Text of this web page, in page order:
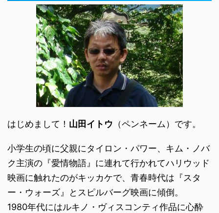
はじめまして！ 山田イトウ （ペンネーム）です。
小学生の頃に父親にタイロン・パワー、キム・ノバ
ク主演の『愛情物語』に連れて行かれてハリウッド
映画に触れたのがキッカケで、青春時代は『スタ
ー・ウォーズ』とスピルバーグ映画に傾倒。
1980年代にはルキノ・ヴィスコンティ作品に心酔